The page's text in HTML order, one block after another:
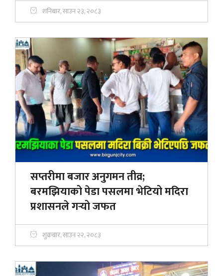
शनिबार, साउन २३, २०८३
सप्तरीमा बजार अनुगमन तीव्र;
बरमझियाको पेडा पसलमा भेटियो मदिरा
प्रशासनले गर्‍यो जफत
शुक्रबार, साउन २२, २०८३